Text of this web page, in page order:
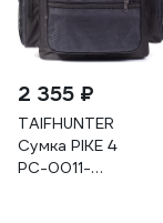
2 355 ₽
TAIFHUNTER
Сумка PIKE 4
РС-0011-